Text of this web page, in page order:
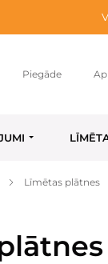
Piegāde
Līmētas plātnes